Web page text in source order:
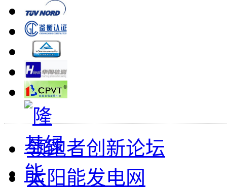
领跑者创新论坛
太阳能发电网